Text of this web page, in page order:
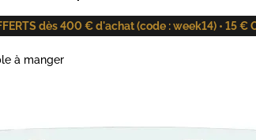
dès 400 € d'achat (code : week14) • 15
à manger